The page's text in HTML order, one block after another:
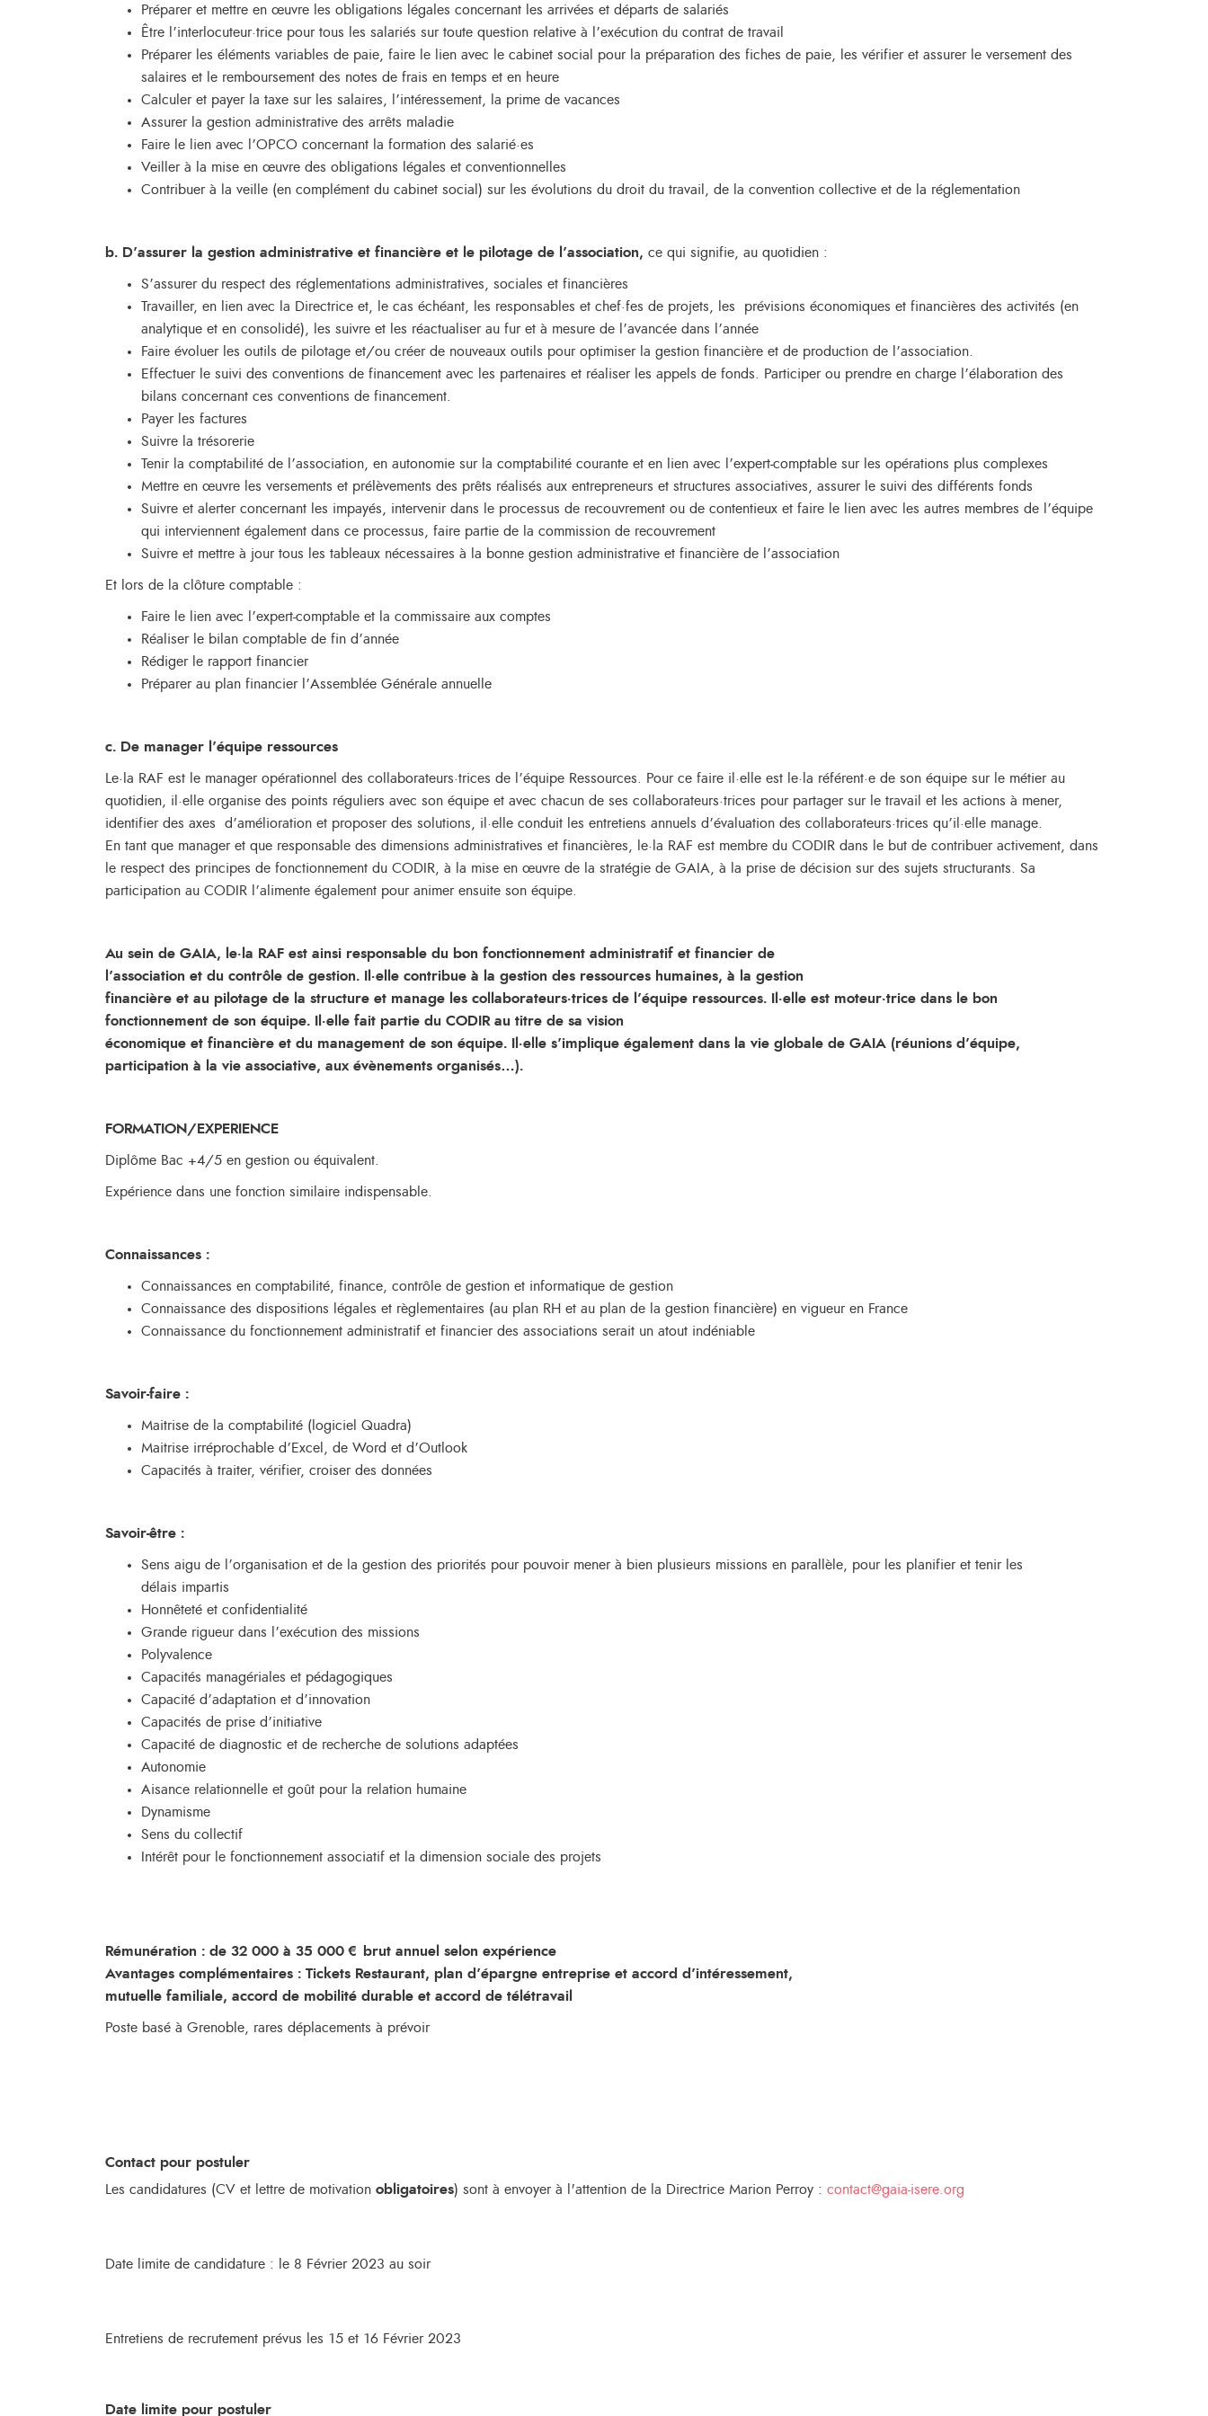
Préparer et mettre en œuvre les obligations légales concernant les arrivées et départs de salariés
Être l’interlocuteur·trice pour tous les salariés sur toute question relative à l’exécution du contrat de travail
Préparer les éléments variables de paie, faire le lien avec le cabinet social pour la préparation des fiches de paie, les vérifier et assurer le versement des
salaires et le remboursement des notes de frais en temps et en heure
Calculer et payer la taxe sur les salaires, l’intéressement, la prime de vacances
Assurer la gestion administrative des arrêts maladie
Faire le lien avec l’OPCO concernant la formation des salarié·es
Veiller à la mise en œuvre des obligations légales et conventionnelles
Contribuer à la veille (en complément du cabinet social) sur les évolutions du droit du travail, de la convention collective et de la réglementation
b. D’assurer la gestion administrative et financière et le pilotage de l’association, ce qui signifie, au quotidien :
S’assurer du respect des réglementations administratives, sociales et financières
Travailler, en lien avec la Directrice et, le cas échéant, les responsables et chef·fes de projets, les prévisions économiques et financières des activités (en
analytique et en consolidé), les suivre et les réactualiser au fur et à mesure de l’avancée dans l’année
Faire évoluer les outils de pilotage et/ou créer de nouveaux outils pour optimiser la gestion financière et de production de l’association.
Effectuer le suivi des conventions de financement avec les partenaires et réaliser les appels de fonds. Participer ou prendre en charge l’élaboration des
bilans concernant ces conventions de financement.
Payer les factures
Suivre la trésorerie
Tenir la comptabilité de l’association, en autonomie sur la comptabilité courante et en lien avec l’expert-comptable sur les opérations plus complexes
Mettre en œuvre les versements et prélèvements des prêts réalisés aux entrepreneurs et structures associatives, assurer le suivi des différents fonds
Suivre et alerter concernant les impayés, intervenir dans le processus de recouvrement ou de contentieux et faire le lien avec les autres membres de l’équipe
qui interviennent également dans ce processus, faire partie de la commission de recouvrement
Suivre et mettre à jour tous les tableaux nécessaires à la bonne gestion administrative et financière de l’association
Et lors de la clôture comptable :
Faire le lien avec l’expert-comptable et la commissaire aux comptes
Réaliser le bilan comptable de fin d’année
Rédiger le rapport financier
Préparer au plan financier l’Assemblée Générale annuelle
c. De manager l’équipe ressources
Le·la RAF est le manager opérationnel des collaborateurs·trices de l’équipe Ressources. Pour ce faire il·elle est le·la référent·e de son équipe sur le métier au
quotidien, il·elle organise des points réguliers avec son équipe et avec chacun de ses collaborateurs·trices pour partager sur le travail et les actions à mener,
identifier des axes d’amélioration et proposer des solutions, il·elle conduit les entretiens annuels d’évaluation des collaborateurs·trices qu’il·elle manage.
En tant que manager et que responsable des dimensions administratives et financières, le·la RAF est membre du CODIR dans le but de contribuer activement, dans
le respect des principes de fonctionnement du CODIR, à la mise en œuvre de la stratégie de GAIA, à la prise de décision sur des sujets structurants. Sa
participation au CODIR l’alimente également pour animer ensuite son équipe.
Au sein de GAIA, le·la RAF est ainsi responsable du bon fonctionnement administratif et financier de
l’association et du contrôle de gestion. Il·elle contribue à la gestion des ressources humaines, à la gestion
financière et au pilotage de la structure et manage les collaborateurs·trices de l’équipe ressources. Il·elle est moteur·trice dans le bon
fonctionnement de son équipe. Il·elle fait partie du CODIR au titre de sa vision
économique et financière et du management de son équipe. Il·elle s’implique également dans la vie globale de GAIA (réunions d’équipe,
participation à la vie associative, aux évènements organisés…).
FORMATION/EXPERIENCE
Diplôme Bac +4/5 en gestion ou équivalent.
Expérience dans une fonction similaire indispensable.
Connaissances :
Connaissances en comptabilité, finance, contrôle de gestion et informatique de gestion
Connaissance des dispositions légales et règlementaires (au plan RH et au plan de la gestion financière) en vigueur en France
Connaissance du fonctionnement administratif et financier des associations serait un atout indéniable
Savoir-faire :
Maitrise de la comptabilité (logiciel Quadra)
Maitrise irréprochable d’Excel, de Word et d’Outlook
Capacités à traiter, vérifier, croiser des données
Savoir-être :
Sens aigu de l’organisation et de la gestion des priorités pour pouvoir mener à bien plusieurs missions en parallèle, pour les planifier et tenir les
délais impartis
Honnêteté et confidentialité
Grande rigueur dans l’exécution des missions
Polyvalence
Capacités managériales et pédagogiques
Capacité d’adaptation et d’innovation
Capacités de prise d’initiative
Capacité de diagnostic et de recherche de solutions adaptées
Autonomie
Aisance relationnelle et goût pour la relation humaine
Dynamisme
Sens du collectif
Intérêt pour le fonctionnement associatif et la dimension sociale des projets
Rémunération : de 32 000 à 35 000 € brut annuel selon expérience
Avantages complémentaires : Tickets Restaurant, plan d’épargne entreprise et accord d’intéressement,
mutuelle familiale, accord de mobilité durable et accord de télétravail
Poste basé à Grenoble, rares déplacements à prévoir
Contact pour postuler
Les candidatures (CV et lettre de motivation obligatoires) sont à envoyer à l'attention de la Directrice Marion Perroy : contact@gaia-isere.org
Date limite de candidature : le 8 Février 2023 au soir
Entretiens de recrutement prévus les 15 et 16 Février 2023
Date limite pour postuler